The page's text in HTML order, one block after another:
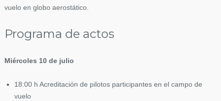
vuelo en globo aerostático.
Programa de actos
Miércoles 10 de julio
18:00 h Acreditación de pilotos participantes en el campo de
vuelo